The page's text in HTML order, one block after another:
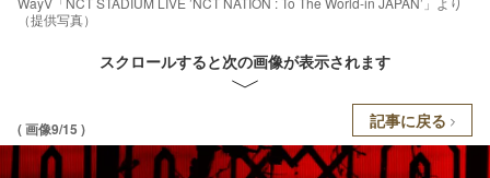
（提供写真）
スクロールすると次の画像が表示されます
( 画像9/15 ) 記事に戻る